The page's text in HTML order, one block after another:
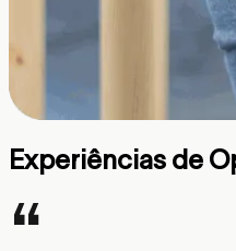
Experiências de